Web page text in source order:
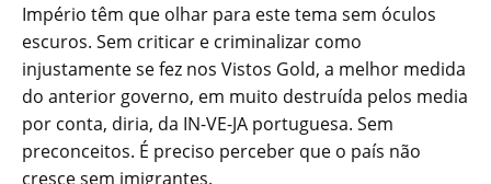
Império têm que olhar para este tema sem óculos
escuros. Sem criticar e criminalizar como
injustamente se fez nos Vistos Gold, a melhor medida
do anterior governo, em muito destruída pelos media
por conta, diria, da IN-VE-JA portuguesa. Sem
preconceitos. É preciso perceber que o país não
cresce sem imigrantes.